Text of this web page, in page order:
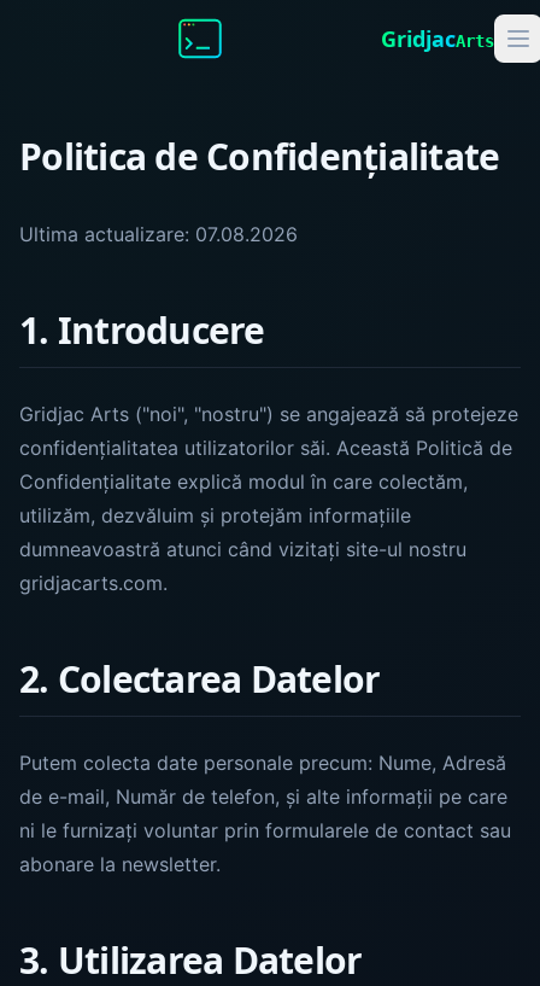
GridjacArts
Politica de Confidențialitate
Ultima actualizare: 07.08.2026
1. Introducere
Gridjac Arts ("noi", "nostru") se angajează să protejeze
confidențialitatea utilizatorilor săi. Această Politică de
Confidențialitate explică modul în care colectăm,
utilizăm, dezvăluim și protejăm informațiile
dumneavoastră atunci când vizitați site-ul nostru
gridjacarts.com.
2. Colectarea Datelor
Putem colecta date personale precum: Nume, Adresă
de e-mail, Număr de telefon, și alte informații pe care
ni le furnizați voluntar prin formularele de contact sau
abonare la newsletter.
3. Utilizarea Datelor